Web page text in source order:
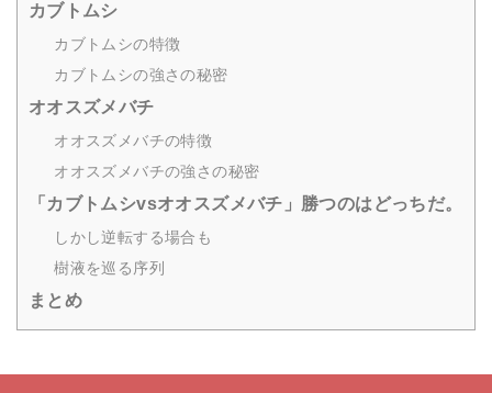
カブトムシ
カブトムシの特徴
カブトムシの強さの秘密
オオスズメバチ
オオスズメバチの特徴
オオスズメバチの強さの秘密
「カブトムシvsオオスズメバチ」勝つのはどっちだ。
しかし逆転する場合も
樹液を巡る序列
まとめ